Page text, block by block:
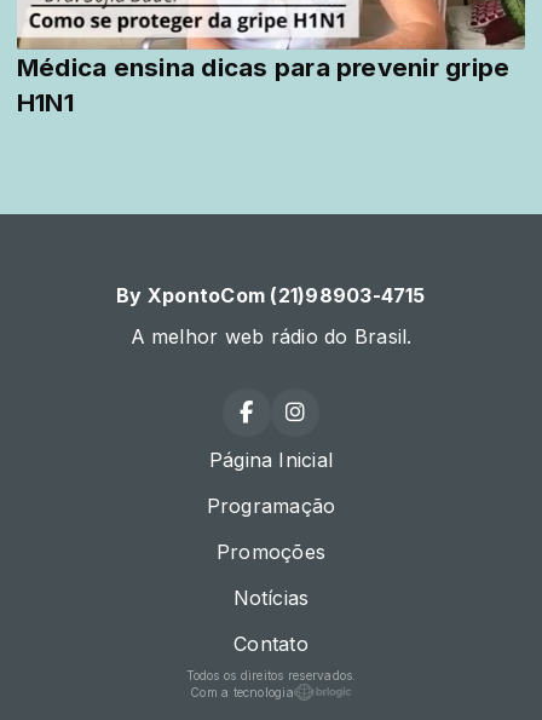
Médica ensina dicas para prevenir gripe
H1N1
By XpontoCom (21)98903-4715
A melhor web rádio do Brasil.
Página Inicial
Programação
Promoções
Notícias
Contato
Todos os direitos reservados.
Com a tecnologia